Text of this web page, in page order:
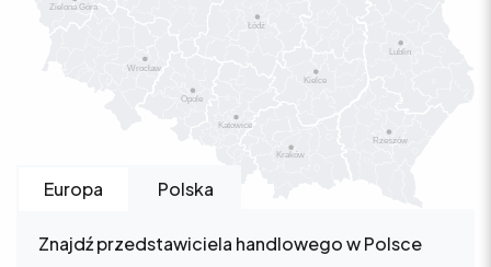
Zielona Góra
Wrocław
Opole
Katowice
Kielce
Łódź
Kraków
Rzeszów
Lublin
Europa Polska
Znajdź przedstawiciela handlowego w Polsce